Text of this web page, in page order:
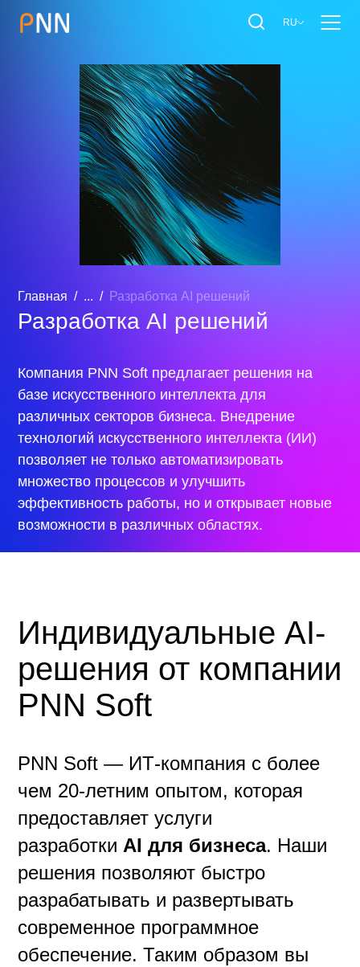
RU
Главная ... Разработка AI решений
Разработка AI решений
Компания PNN Soft предлагает решения на
базе искусственного интеллекта для
различных секторов бизнеса. Внедрение
технологий искусственного интеллекта (ИИ)
позволяет не только автоматизировать
множество процессов и улучшить
эффективность работы, но и открывает новые
возможности в различных областях.
Индивидуальные AI-
решения от компании
PNN Soft
PNN Soft — ИТ-компания с более
чем 20-летним опытом, которая
предоставляет услуги
разработки AI для бизнеса. Наши
решения позволяют быстро
разрабатывать и развертывать
современное программное
обеспечение. Таким образом вы